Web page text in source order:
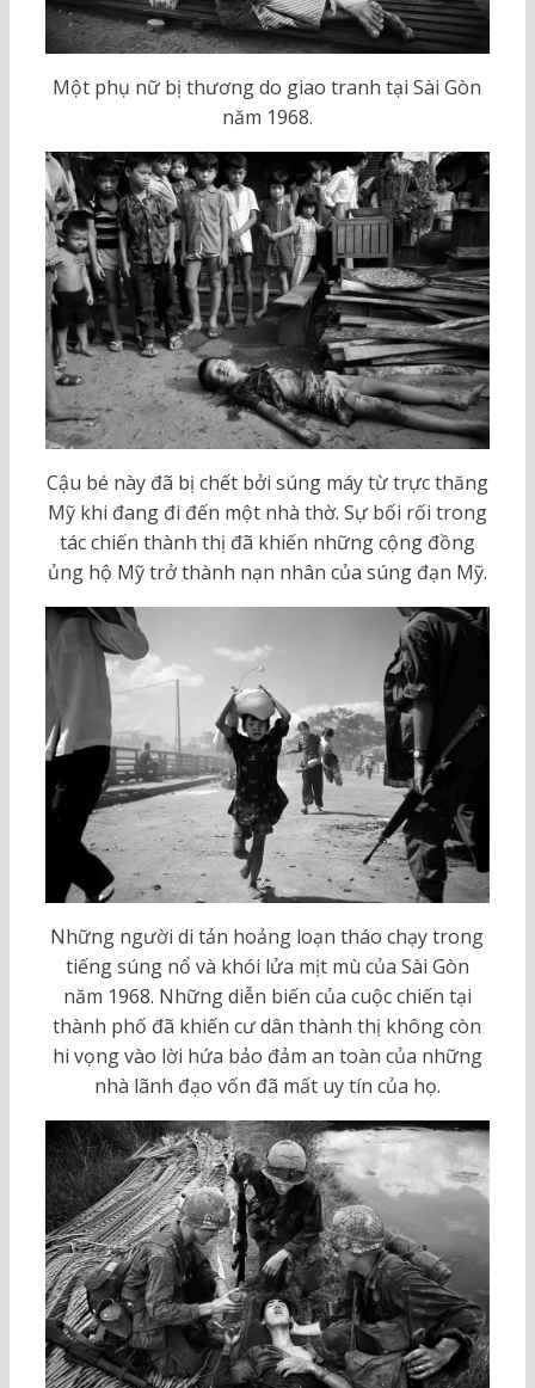
Một phụ nữ bị thương do giao tranh tại Sài Gòn
năm 1968.
Cậu bé này đã bị chết bởi súng máy từ trực thăng
Mỹ khi đang đi đến một nhà thờ. Sự bối rối trong
tác chiến thành thị đã khiến những cộng đồng
ủng hộ Mỹ trở thành nạn nhân của súng đạn Mỹ.
Những người di tản hoảng loạn tháo chạy trong
tiếng súng nổ và khói lửa mịt mù của Sài Gòn
năm 1968. Những diễn biến của cuộc chiến tại
thành phố đã khiến cư dân thành thị không còn
hi vọng vào lời hứa bảo đảm an toàn của những
nhà lãnh đạo vốn đã mất uy tín của họ.